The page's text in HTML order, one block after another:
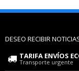
DESEO RECIBIR
TARIFA ENVÍOS
Transporte urgente